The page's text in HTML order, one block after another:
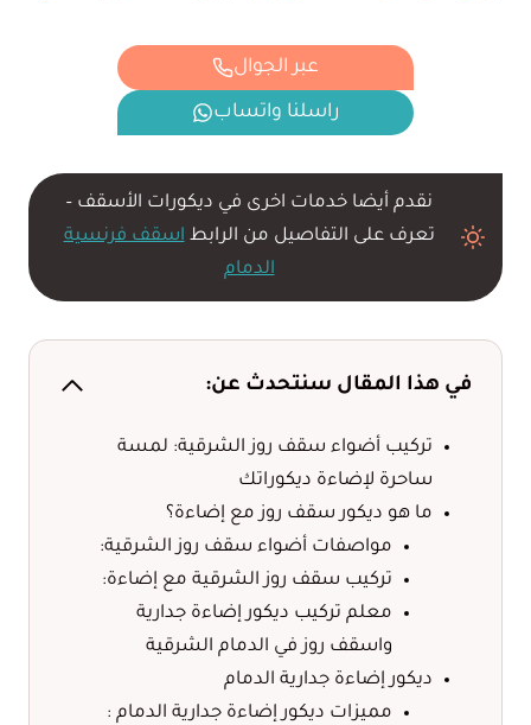
عبر الجوال
راسلنا واتساب
نقدم أيضا خدمات اخرى في ديكورات الأسقف –
تعرف على التفاصيل من الرابطاسقف فرنسية
الدمام
في هذا المقال سنتحدث عن:
تركيب أضواء سقف روز الشرقية: لمسة
ساحرة لإضاءة ديكوراتك
ما هو ديكور سقف روز مع إضاءة؟
مواصفات أضواء سقف روز الشرقية:
تركيب سقف روز الشرقية مع إضاءة:
معلم تركيب ديكور إضاءة جدارية
واسقف روز في الدمام الشرقية
ديكور إضاءة جدارية الدمام
مميزات ديكور إضاءة جدارية الدمام :